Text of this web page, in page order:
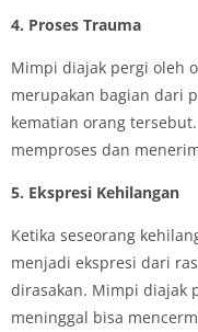
4. Proses Trauma
Mimpi diajak pergi oleh
merupakan bagian dari
kematian orang
memproses dan
5. Ekspresi Kehilangan
Ketika seseorang
menjadi ekspresi dari
dirasakan. Mimpi diajak
meninggal bisa